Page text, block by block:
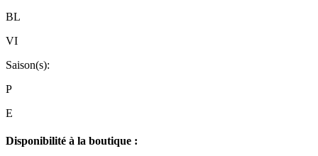
BL
VI
Saison(s):
P
E
Disponibilité à la boutique :